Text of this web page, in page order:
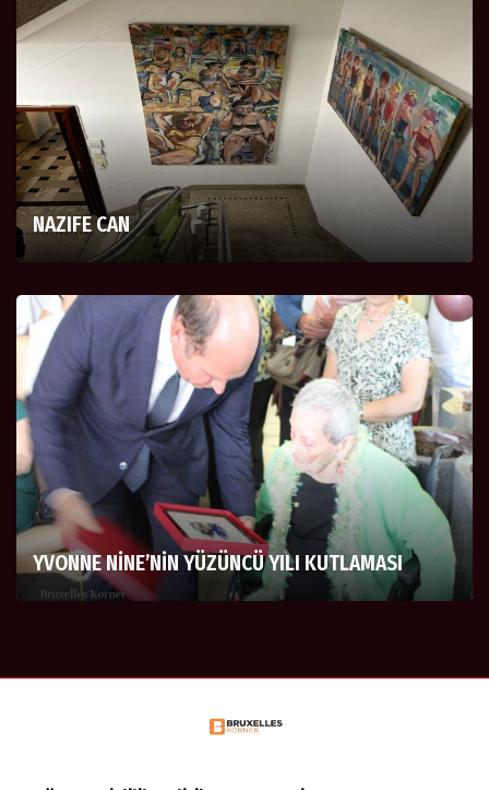
NAZIFE CAN
YVONNE NİNE’NİN YÜZÜNCÜ YILI KUTLAMASI